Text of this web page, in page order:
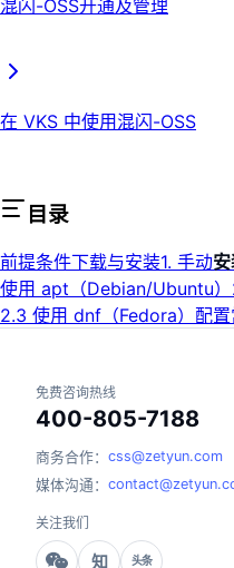
混闪-OSS开通及管理
在 VKS 中使用混闪-OSS
目录
前提条件下载与安装1. 手动
使用 apt（Debian/Ubuntu）
2.3 使用 dnf（Fedora） 配置
免费咨询热线
400-805-7188
商务合作： css@zetyun.com
媒体沟通：
关注我们
知 头条